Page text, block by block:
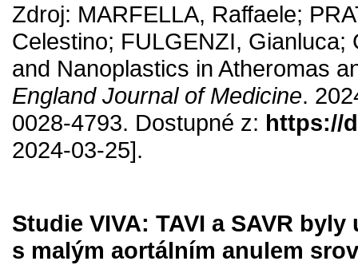
Zdroj: MARFELLA, Raffaele;
Celestino; FULGENZI,
and Nanoplastics in Atheromas
England Journal of Medicine.
0028-4793. Dostupné z: https://
2024-03-25].
Studie VIVA: TAVI a SAVR
s malým aortálním anulem